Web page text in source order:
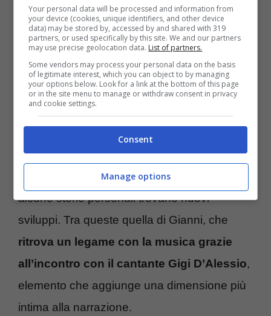
equilibri già precari tra i diversi gruppi.
All’interno dell’istituto penale arriva anche
una novità destinata a cambiare il clima tra
detenuti ed educatori. Un nuovo direttore
assume la guida dell’IPM con una visione
educativa completamente diversa
puntando su un approccio più orientato alla
riabilitazione dei ragazzi. Parallelamente,
alcune storie personali trovano nuovi
sviluppi. Tra queste quella di Gianni, che
ritrova un legame con la musica grazie
all’incontro con il cantante Gigi D’Alessio,
elemento che aggiunge una dimensione più
intima alla narrazione.
Your personal data will be processed and information from
your device (cookies, unique identifiers, and other device
data) may be stored by, accessed by and shared with 319
partners, or used specifically by this site. We and our partners
may use precise geolocation data. List of partners.
Some vendors may process your personal data on the basis
of legitimate interest, which you can object to by managing
your options below. Look for a link at the bottom of this page
or in the site menu to manage or withdraw consent in privacy
and cookie settings.
Consent
Manage options